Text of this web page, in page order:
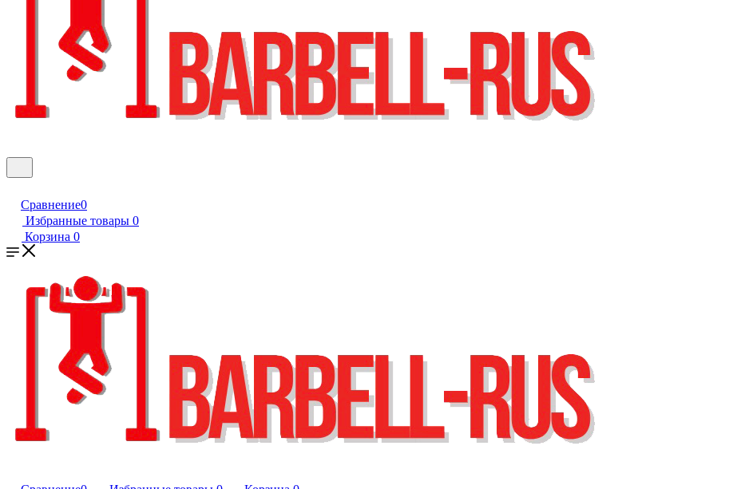
Сравнение0
Избранные товары 0
Корзина 0